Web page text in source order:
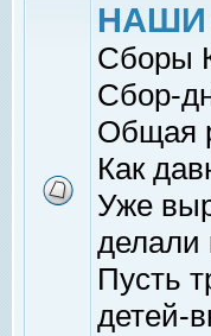
НАШИ
Сборы
Сбор-
Общая
Как
Уже
делали
Пусть
детей-